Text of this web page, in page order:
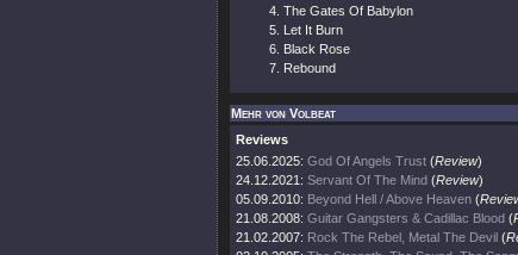
The Gates Of Babylon
Let It Burn
Black Rose
Rebound
Mehr von Volbeat
Reviews
25.06.2025: God Of Angels Trust (Review)
24.12.2021: Servant Of The Mind (Review)
05.09.2010: Beyond Hell / Above Heaven (
21.08.2008: Guitar Gangsters & Cadillac Blood (
21.02.2007: Rock The Rebel, Metal The Devil (